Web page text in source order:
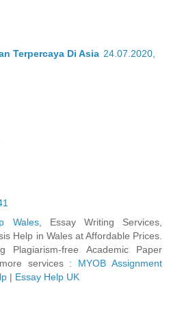
Terpercaya Di Asia 24.07.2020,
Wales, Essay Writing Services,
Help in Wales at Affordable Prices.
Plagiarism-free Academic Paper
services : MYOB Assignment
| Essay Help UK